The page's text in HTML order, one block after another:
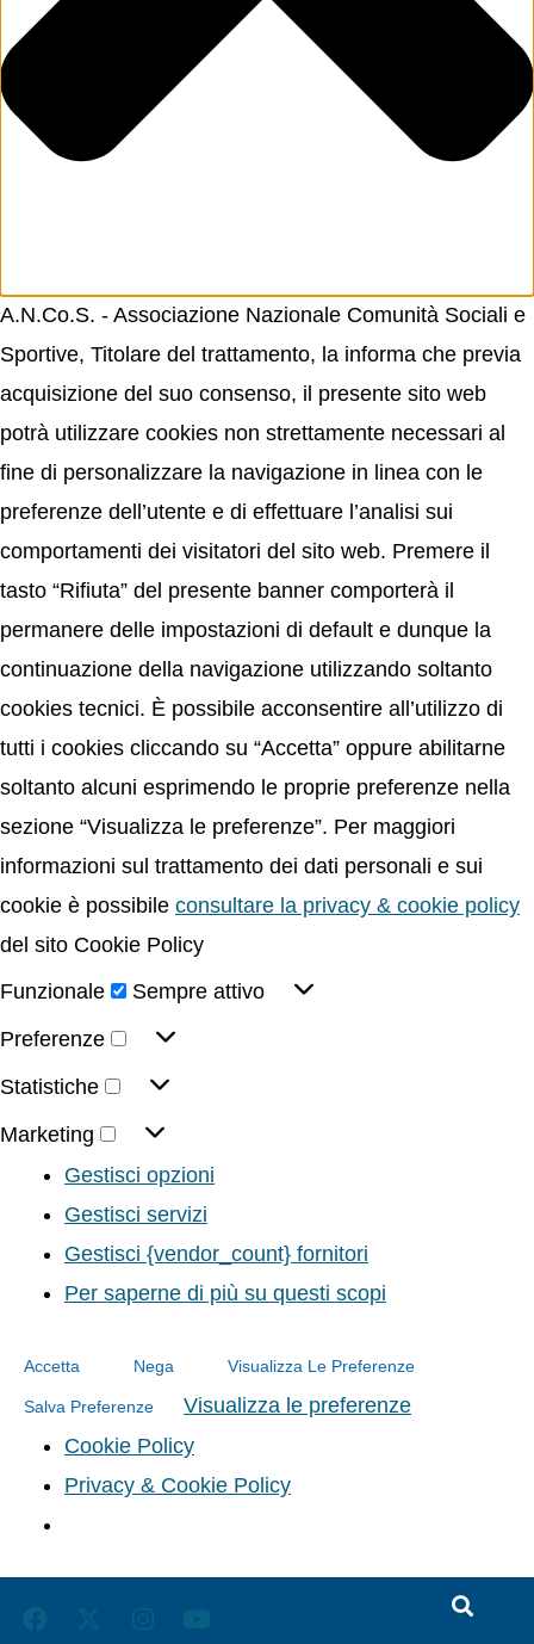
A.N.Co.S. - Associazione Nazionale Comunità Sociali e
Sportive, Titolare del trattamento, la informa che previa
acquisizione del suo consenso, il presente sito web
potrà utilizzare cookies non strettamente necessari al
fine di personalizzare la navigazione in linea con le
preferenze dell’utente e di effettuare l’analisi sui
comportamenti dei visitatori del sito web. Premere il
tasto “Rifiuta” del presente banner comporterà il
permanere delle impostazioni di default e dunque la
continuazione della navigazione utilizzando soltanto
cookies tecnici. È possibile acconsentire all’utilizzo di
tutti i cookies cliccando su “Accetta” oppure abilitarne
soltanto alcuni esprimendo le proprie preferenze nella
sezione “Visualizza le preferenze”. Per maggiori
informazioni sul trattamento dei dati personali e sui
cookie è possibile consultare la privacy & cookie policy
del sito Cookie Policy
Funzionale
Sempre attivo
Preferenze
Statistiche
Marketing
Gestisci opzioni
Gestisci servizi
Gestisci {vendor_count} fornitori
Per saperne di più su questi scopi
Accetta Nega Visualizza Le Preferenze
Salva Preferenze
Visualizza le preferenze
Cookie Policy
Privacy & Cookie Policy